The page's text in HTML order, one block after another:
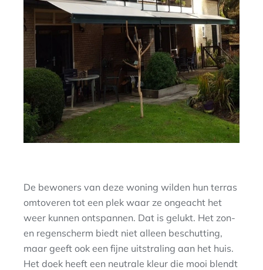
De bewoners van deze woning wilden hun terras
omtoveren tot een plek waar ze ongeacht het
weer kunnen ontspannen. Dat is gelukt. Het zon-
en regenscherm biedt niet alleen beschutting,
maar geeft ook een fijne uitstraling aan het huis.
Het doek heeft een neutrale kleur die mooi blendt